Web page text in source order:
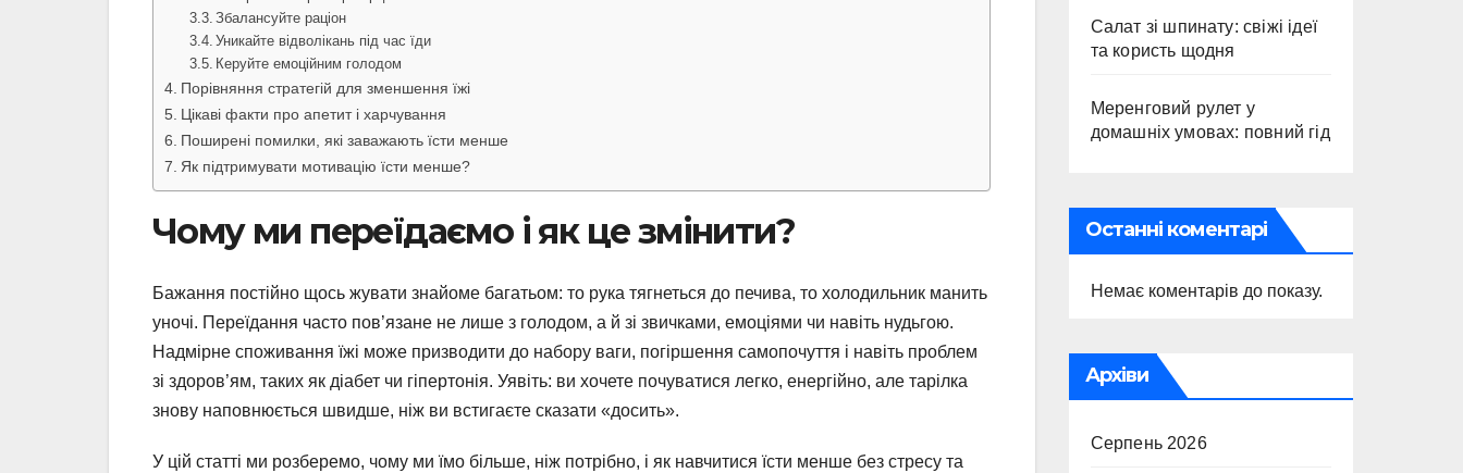
Збалансуйте раціон
Уникайте відволікань під час їди
Керуйте емоційним голодом
Порівняння стратегій для зменшення їжі
Цікаві факти про апетит і харчування
Поширені помилки, які заважають їсти менше
Як підтримувати мотивацію їсти менше?
Чому ми переїдаємо і як це змінити?
Бажання постійно щось жувати знайоме багатьом: то рука тягнеться до печива, то холодильник манить
уночі. Переїдання часто пов’язане не лише з голодом, а й зі звичками, емоціями чи навіть нудьгою.
Надмірне споживання їжі може призводити до набору ваги, погіршення самопочуття і навіть проблем
зі здоров’ям, таких як діабет чи гіпертонія. Уявіть: ви хочете почуватися легко, енергійно, але тарілка
знову наповнюється швидше, ніж ви встигаєте сказати «досить».
У цій статті ми розберемо, чому ми їмо більше, ніж потрібно, і як навчитися їсти менше без стресу та
Салат зі шпинату: свіжі ідеї
та користь щодня
Меренговий рулет у
домашніх умовах: повний гід
Останні коментарі
Немає коментарів до показу.
Архіви
Серпень 2026